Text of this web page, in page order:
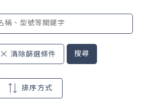
清除篩選條件 搜尋
排序方式